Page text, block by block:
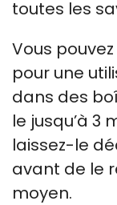
toutes les
Vous
pour une
dans des
le jusqu’à 3
laissez-le
avant de le
moyen.